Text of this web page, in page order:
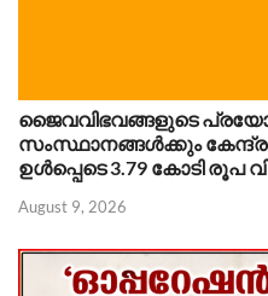
ജൈവവിഭവങ്ങളുടെ
സംസ്ഥാനങ്ങൾക്കും
ഉൾപ്പെടെ 3.79 കോടി രൂപ
August 9, 2026